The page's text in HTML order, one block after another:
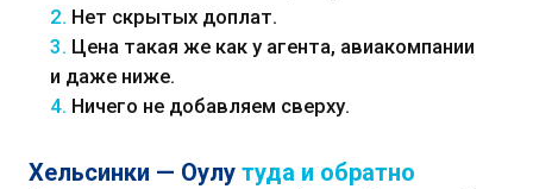
2. Нет скрытых доплат.
3. Цена такая же как у агента, авиакомпании
и даже ниже.
4. Ничего не добавляем сверху.
Хельсинки — Оулу туда и обратно